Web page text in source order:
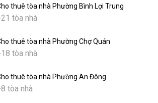
thuê tòa nhà Phường Bình Lợi Trung
tòa nhà
thuê tòa nhà Phường Chợ Quán
tòa nhà
thuê tòa nhà Phường An Đông
tòa nhà